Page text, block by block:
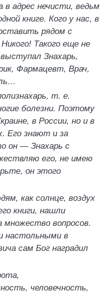
в адрес нечисти, ведьм
книге. Кого у нас, в
рядом с
Такого еще не
Знахарь,
Фармацевт, Врач,
т. е.
болезни. Поэтому
в России, но и в
Его знают и за
он — Знахарь с
его, не имею
он этого
как солнце, воздух
книги, нашли
вопросов.
настольными в
сам Бог наградил
человечность,